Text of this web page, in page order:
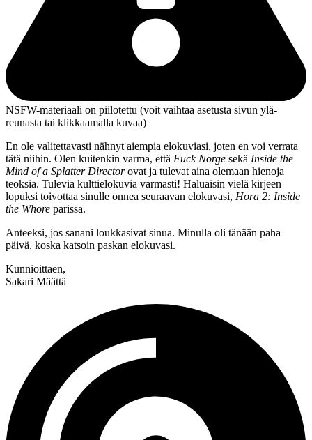
NSFW-materiaali on piilotettu (voit vaihtaa asetusta sivun ylä­
reunasta tai klikkaamalla kuvaa)
En ole valitettavasti nähnyt aiempia elokuviasi, joten en voi verrata
tätä niihin. Olen kuitenkin varma, että Fuck Norge sekä Inside the
Mind of a Splatter Directorovat ja tulevat aina olemaan hienoja
teoksia. Tulevia kulttielokuvia varmasti! Haluaisin vielä kirjeen
lopuksi toivottaa sinulle onnea seuraavan elokuvasi, Hora 2: Inside
the Whore parissa.
Anteeksi, jos sanani loukkasivat sinua. Minulla oli tänään paha
päivä, koska katsoin paskan elokuvasi.
Kunnioittaen,
Sakari Määttä